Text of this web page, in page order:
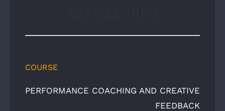
COURSE
PERFORMANCE COACHING AND CREATIVE
FEEDBACK